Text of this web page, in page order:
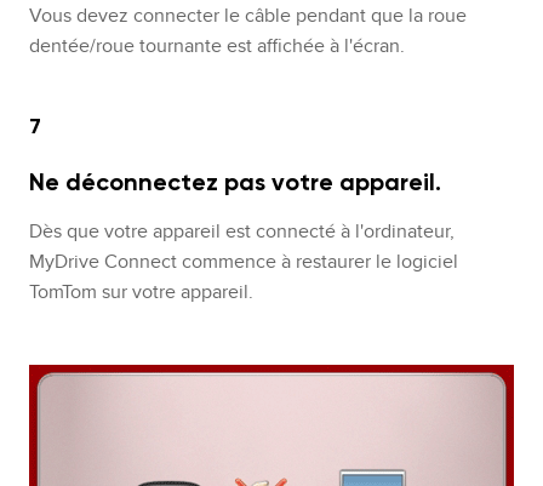
Vous devez connecter le câble pendant que la roue
dentée/roue tournante est affichée à l'écran.
7
Ne déconnectez pas votre appareil.
Dès que votre appareil est connecté à l'ordinateur,
MyDrive Connect commence à restaurer le logiciel
TomTom sur votre appareil.